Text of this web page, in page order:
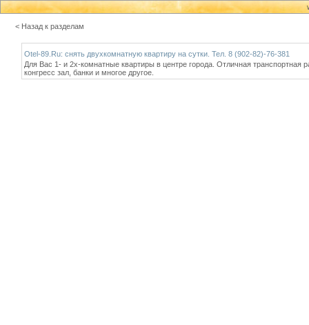
< Назад к разделам
Otel-89.Ru: снять двухкомнатную квартиру на сутки. Тел. 8 (902-82)-76-381
Для Вас 1- и 2х-комнатные квартиры в центре города. Отличная
конгресс зал, банки и многое другое.